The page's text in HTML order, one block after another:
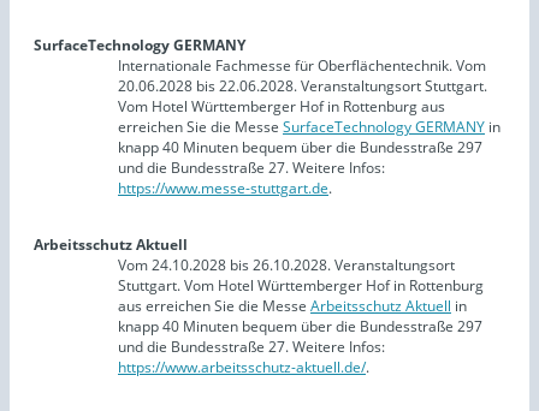
SurfaceTechnology GERMANY
Internationale Fachmesse für Oberflächentechnik. Vom
20.06.2028 bis 22.06.2028. Veranstaltungsort Stuttgart.
Vom Hotel Württemberger Hof in Rottenburg aus
erreichen Sie die Messe SurfaceTechnology GERMANY in
knapp 40 Minuten bequem über die Bundesstraße 297
und die Bundesstraße 27. Weitere Infos:
https://www.messe-stuttgart.de.
Arbeitsschutz Aktuell
Vom 24.10.2028 bis 26.10.2028. Veranstaltungsort
Stuttgart. Vom Hotel Württemberger Hof in Rottenburg
aus erreichen Sie die Messe Arbeitsschutz Aktuell in
knapp 40 Minuten bequem über die Bundesstraße 297
und die Bundesstraße 27. Weitere Infos:
https://www.arbeitsschutz-aktuell.de/.